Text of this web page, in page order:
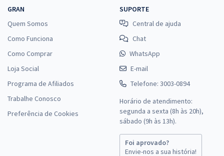
GRAN
Quem Somos
Como Funciona
Como Comprar
Loja Social
Programa de Afiliados
Trabalhe Conosco
Preferência de Cookies
SUPORTE
Central de ajuda
Chat
WhatsApp
E-mail
Telefone: 3003-0894
Horário de atendimento:
segunda a sexta (8h às 20h),
sábado (9h às 13h).
Foi aprovado?
Envie-nos a sua história!